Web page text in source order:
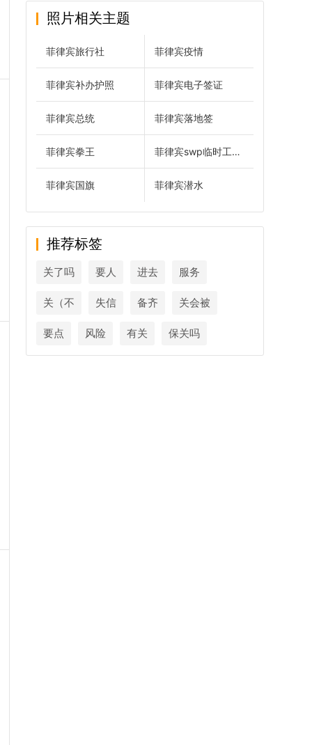
照片相关主题
菲律宾旅行社 菲律宾疫情
菲律宾补办护照 菲律宾电子签证
菲律宾总统 菲律宾落地签
菲律宾拳王 菲律宾swp临时工作签证
菲律宾国旗 菲律宾潜水
推荐标签
关了吗 要人 进去 服务
关（不 失信 备齐 关会被
要点 风险 有关 保关吗